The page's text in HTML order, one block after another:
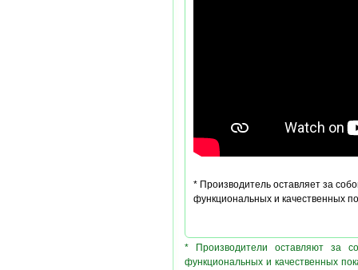
* Производитель оставляет за
функциональных и качественных
* Производители оставляют за
функциональных и качественных